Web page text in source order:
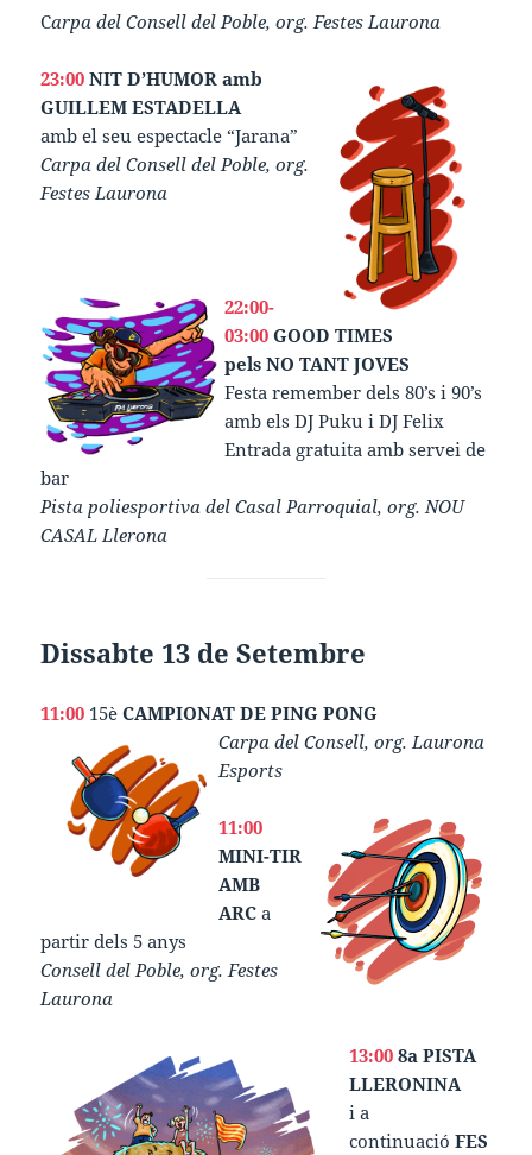
Carpa del Consell del Poble, org. Festes Laurona
23:00 NIT D’HUMOR amb
GUILLEM ESTADELLA
amb el seu espectacle “Jarana”
Carpa del Consell del Poble, org.
Festes Laurona
22:00-
03:00 GOOD TIMES
pels NO TANT JOVES
Festa remember dels 80’s i 90’s
amb els DJ Puku i DJ Felix
Entrada gratuita amb servei de
bar
Pista poliesportiva del Casal Parroquial, org. NOU
CASAL Llerona
Dissabte 13 de Setembre
11:00 15èCAMPIONAT DE PING PONG
Carpa del Consell, org. Laurona
Esports
11:00
MINI-TIR
AMB
ARC a
partir dels 5 anys
Consell del Poble, org. Festes
Laurona
13:00 8a PISTA
LLERONINA
i a
continuacióFES